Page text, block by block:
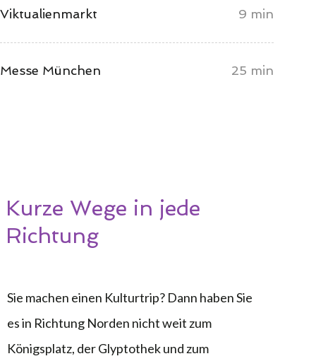
Viktualienmarkt 9 min
Messe München 25 min
Kurze Wege in jede
Richtung
Sie machen einen Kulturtrip? Dann haben Sie
es in Richtung Norden nicht weit zum
Königsplatz, der Glyptothek und zum